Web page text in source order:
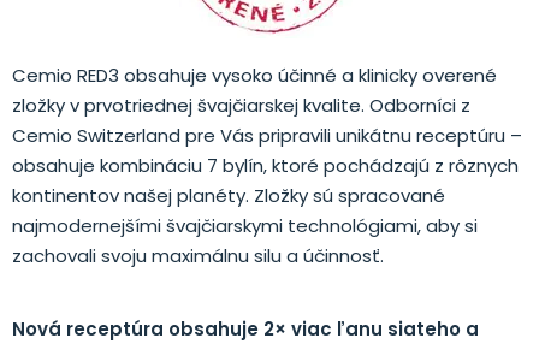
Cemio RED3 obsahuje vysoko účinné a klinicky overené
zložky v prvotriednej švajčiarskej kvalite. Odborníci z
Cemio Switzerland pre Vás pripravili unikátnu receptúru –
obsahuje kombináciu 7 bylín, ktoré pochádzajú z rôznych
kontinentov našej planéty. Zložky sú spracované
najmodernejšími švajčiarskymi technológiami, aby si
zachovali svoju maximálnu silu a účinnosť.
Nová receptúra ​​obsahuje 2× viac ľanu siateho a